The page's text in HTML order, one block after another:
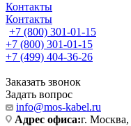
Контакты
Контакты
+7 (800) 301-01-15
+7 (800) 301-01-15
+7 (499) 404-36-26
Заказать звонок
Задать вопрос
info@mos-kabel.ru
Адрес офиса:г.